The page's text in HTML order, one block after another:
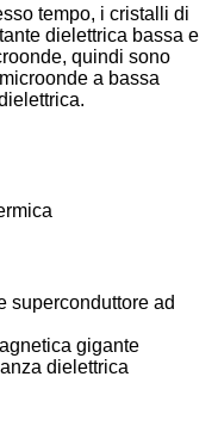
tempo, i cristalli di
dielettrica bassa e
quindi sono
a bassa
superconduttore ad
gigante
dielettrica